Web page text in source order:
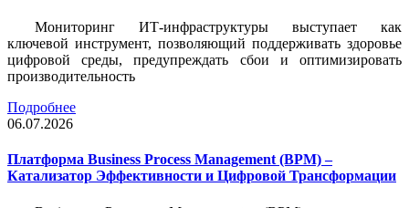
Мониторинг ИТ-инфраструктуры выступает как
ключевой инструмент, позволяющий поддерживать здоровье
цифровой среды, предупреждать сбои и оптимизировать
производительность
Подробнее
06.07.2026
Платформа Business Process Management (BPM) –
Катализатор Эффективности и Цифровой Трансформации